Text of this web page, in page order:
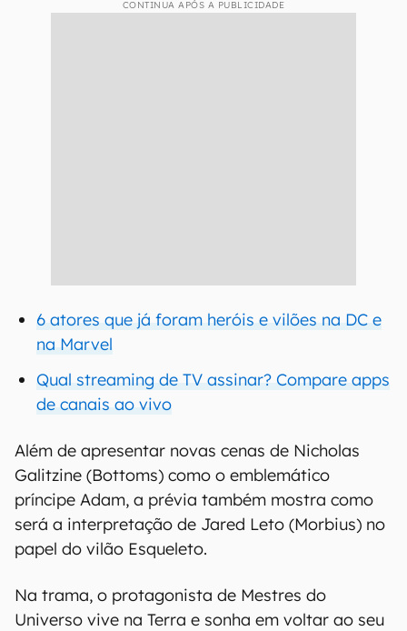
CONTINUA APÓS A PUBLICIDADE
6 atores que já foram heróis e vilões na DC e
na Marvel
Qual streaming de TV assinar? Compare apps
de canais ao vivo
Além de apresentar novas cenas de Nicholas
Galitzine (Bottoms) como o emblemático
príncipe Adam, a prévia também mostra como
será a interpretação de Jared Leto (Morbius) no
papel do vilão Esqueleto.
Na trama, o protagonista de Mestres do
Universo vive na Terra e sonha em voltar ao seu